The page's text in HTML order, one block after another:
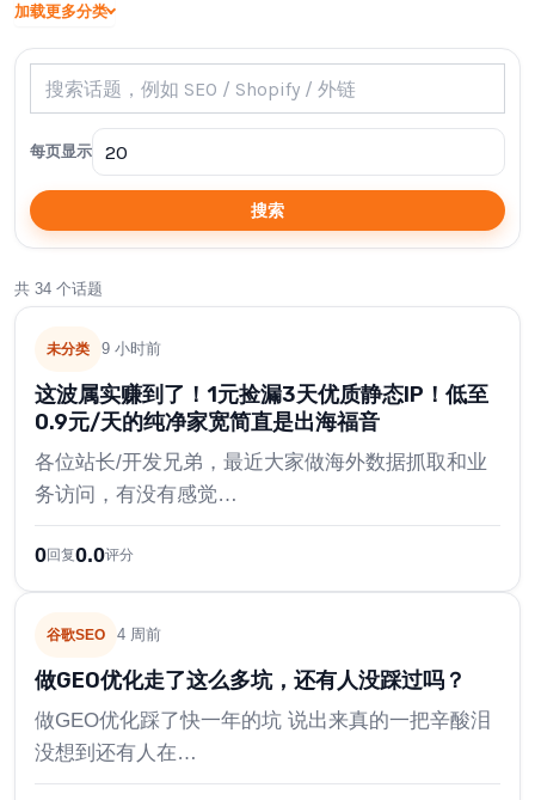
加载更多分类
每页显示
搜索
共 34 个话题
未分类 9 小时前
这波属实赚到了！1元捡漏3天优质静态IP！低至
0.9元/天的纯净家宽简直是出海福音
各位站长/开发兄弟，最近大家做海外数据抓取和业
务访问，有没有感觉…
0回复0.0评分
谷歌SEO 4 周前
做GEO优化走了这么多坑，还有人没踩过吗？
做GEO优化踩了快一年的坑 说出来真的一把辛酸泪
没想到还有人在…